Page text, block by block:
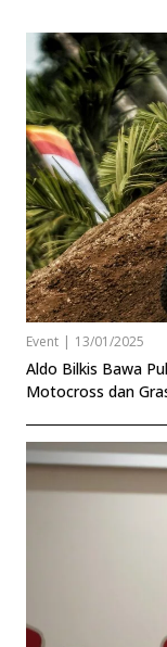
Event | 13/01/2025
Aldo Bilkis Bawa
Motocross dan